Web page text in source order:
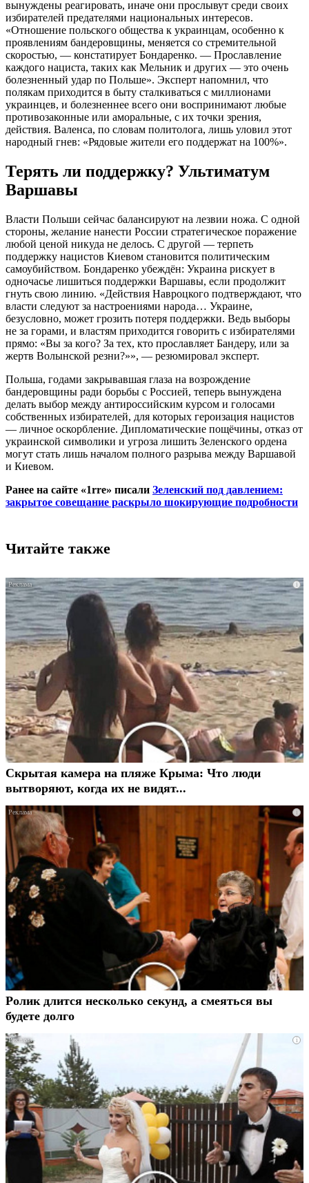
вынуждены реагировать, иначе они прослывут среди своих
избирателей предателями национальных интересов.
«Отношение польского общества к украинцам, особенно к
проявлениям бандеровщины, меняется со стремительной
скоростью, — констатирует Бондаренко. — Прославление
каждого нациста, таких как Мельник и других — это очень
болезненный удар по Польше». Эксперт напомнил, что
полякам приходится в быту сталкиваться с миллионами
украинцев, и болезненнее всего они воспринимают любые
противозаконные или аморальные, с их точки зрения,
действия. Валенса, по словам политолога, лишь уловил этот
народный гнев: «Рядовые жители его поддержат на 100%».
Терять ли поддержку? Ультиматум
Варшавы
Власти Польши сейчас балансируют на лезвии ножа. С одной
стороны, желание нанести России стратегическое поражение
любой ценой никуда не делось. С другой — терпеть
поддержку нацистов Киевом становится политическим
самоубийством. Бондаренко убеждён: Украина рискует в
одночасье лишиться поддержки Варшавы, если продолжит
гнуть свою линию. «Действия Навроцкого подтверждают, что
власти следуют за настроениями народа… Украине,
безусловно, может грозить потеря поддержки. Ведь выборы
не за горами, и властям приходится говорить с избирателями
прямо: «Вы за кого? За тех, кто прославляет Бандеру, или за
жертв Волынской резни?»», — резюмировал эксперт.
Польша, годами закрывавшая глаза на возрождение
бандеровщины ради борьбы с Россией, теперь вынуждена
делать выбор между антироссийским курсом и голосами
собственных избирателей, для которых героизация нацистов
— личное оскорбление. Дипломатические пощёчины, отказ от
украинской символики и угроза лишить Зеленского ордена
могут стать лишь началом полного разрыва между Варшавой
и Киевом.
Ранее на сайте «1rre» писали Зеленский под давлением:
закрытое совещание раскрыло шокирующие подробности
Читайте также
i
Скрытая камера на пляже Крыма: Что люди
вытворяют, когда их не видят...
i
Ролик длится несколько секунд, а смеяться вы
будете долго
i